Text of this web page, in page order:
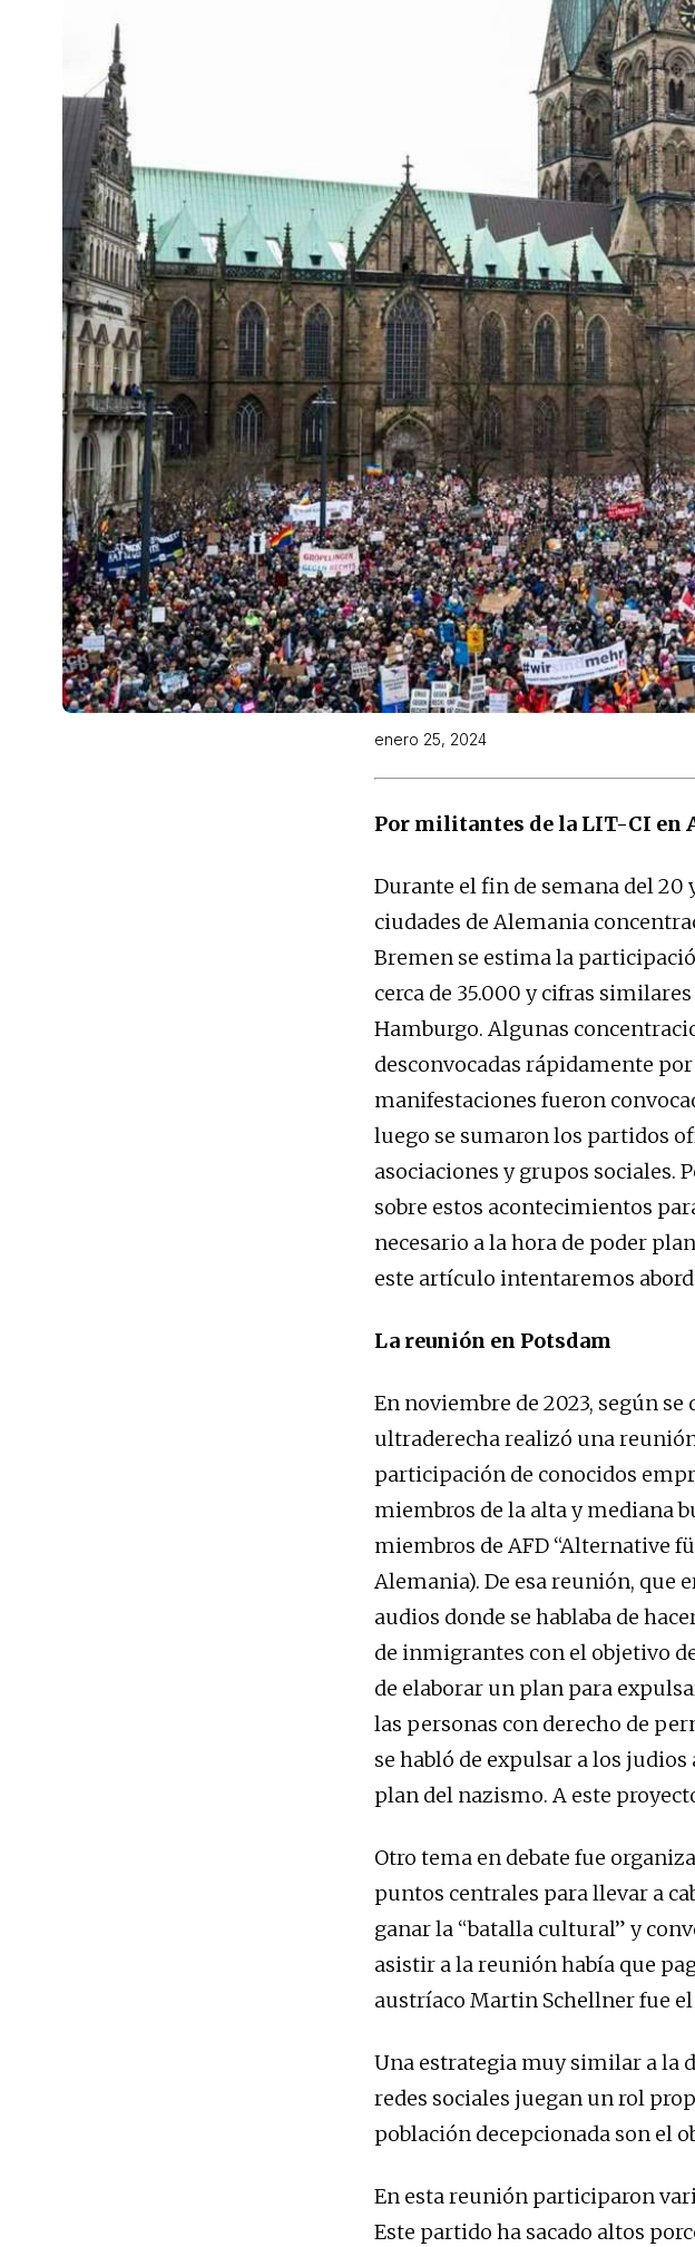
enero 25, 2024
Por militantes de la LIT-CI en
Durante el fin de semana del 20
ciudades de Alemania
Bremen se estima la
cerca de 35.000 y cifras
Hamburgo. Algunas
desconvocadas rápidamente
manifestaciones fueron
luego se sumaron los partidos
asociaciones y grupos sociales.
sobre estos acontecimientos
necesario a la hora de poder
este artículo intentaremos
La reunión en Potsdam
En noviembre de 2023, según
ultraderecha realizó una
participación de conocidos
miembros de la alta y mediana
miembros de AFD “Alternative
Alemania). De esa reunión, que
audios donde se hablaba de
de inmigrantes con el objetivo
de elaborar un plan para
las personas con derecho de
se habló de expulsar a los
plan del nazismo. A este
Otro tema en debate fue
puntos centrales para llevar a
ganar la “batalla cultural” y
asistir a la reunión había que
austríaco Martin Schellner fue
Una estrategia muy similar a la
redes sociales juegan un rol
población decepcionada son el
En esta reunión participaron
Este partido ha sacado altos